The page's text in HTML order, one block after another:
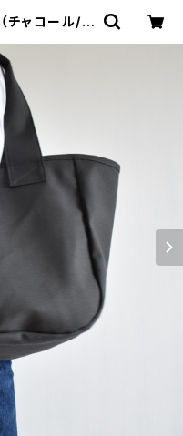
ャコール/グ
STORE